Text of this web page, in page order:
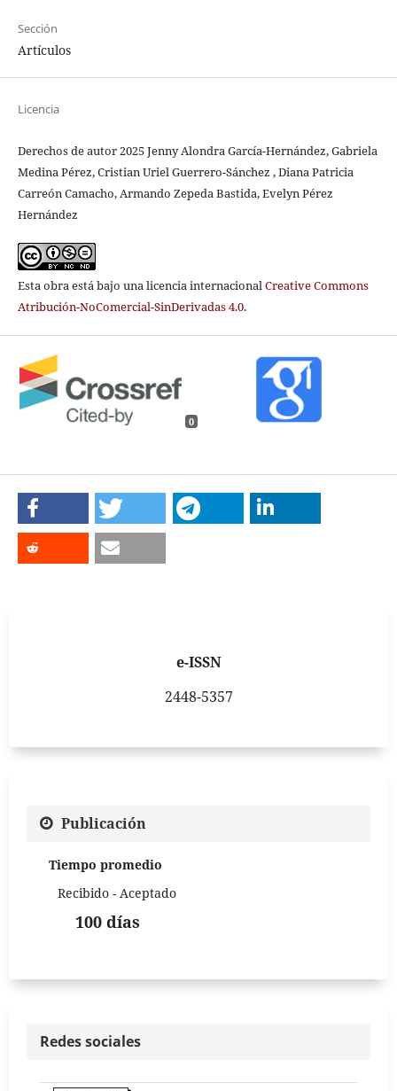
Sección
Artículos
Licencia
Derechos de autor 2025 Jenny Alondra García-Hernández, Gabriela
Medina Pérez, Cristian Uriel Guerrero-Sánchez , Diana Patricia
Carreón Camacho, Armando Zepeda Bastida, Evelyn Pérez
Hernández
Esta obra está bajo una licencia internacionalCreative Commons
Atribución-NoComercial-SinDerivadas 4.0.
0
e-ISSN
2448-5357
Publicación
Tiempo promedio
Recibido - Aceptado
100 días
Redes sociales